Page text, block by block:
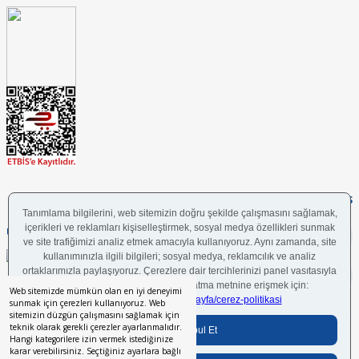
Web sitemizde mümkün olan en iyi deneyimi
sunmak için çerezleri kullanıyoruz. Web
sitemizin düzgün çalışmasını sağlamak için
teknik olarak gerekli çerezler ayarlanmalıdır.
Hangi kategorilere izin vermek istediğinize
karar verebilirsiniz. Seçtiğiniz ayarlara bağlı
UYGULAMAMIZI İNDİRİN
FOLLOW US
Bilgi Toplumu Hizmetleri BGYS Politikası Çerez Politikası